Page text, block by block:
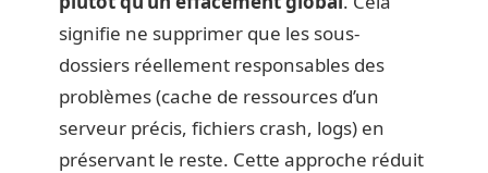
signifie ne supprimer que les sous-
dossiers réellement responsables des
problèmes (cache de ressources d’un
serveur précis, fichiers crash, logs) en
préservant le reste. Cette approche réduit